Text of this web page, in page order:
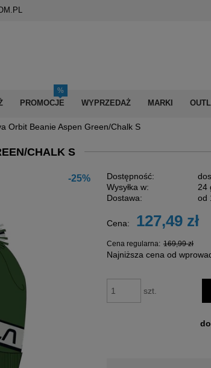
PROMOCJE WYPRZEDAŻ MARKI
Orbit Beanie Aspen Green/Chalk S
CHALK S
-25% Dostępność:
Wysyłka w:
24
Dostawa:
od
Cena nie
Cena: 127,49 zł
Cena regularna: 169,99 zł
Najniższa cena od
szt.